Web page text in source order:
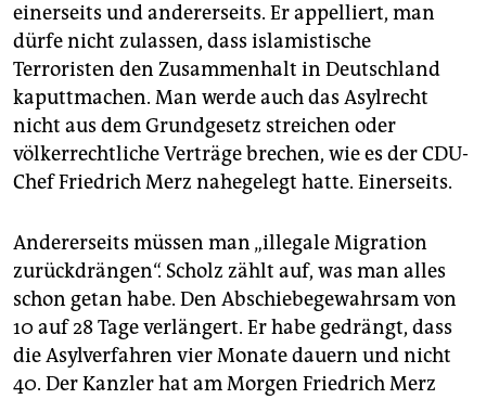
einerseits und andererseits. Er appelliert, man
dürfe nicht zulassen, dass islamistische
Terroristen den Zusammenhalt in Deutschland
kaputtmachen. Man werde auch das Asylrecht
nicht aus dem Grundgesetz streichen oder
völkerrechtliche Verträge brechen, wie es der CDU-
Chef Friedrich Merz nahegelegt hatte. Einerseits.
Andererseits müssen man „illegale Migration
zurückdrängen“. Scholz zählt auf, was man alles
schon getan habe. Den Abschiebegewahrsam von
10 auf 28 Tage verlängert. Er habe gedrängt, dass
die Asylverfahren vier Monate dauern und nicht
40. Der Kanzler hat am Morgen Friedrich Merz